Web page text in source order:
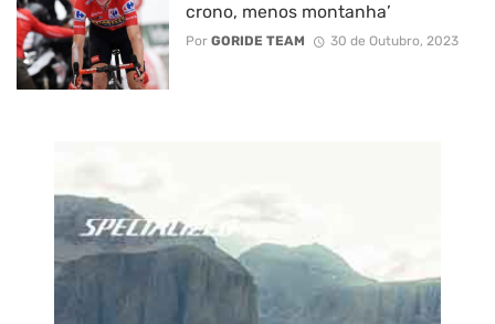
crono, menos montanha’
Por GORIDE TEAM 30 de Outubro, 2023